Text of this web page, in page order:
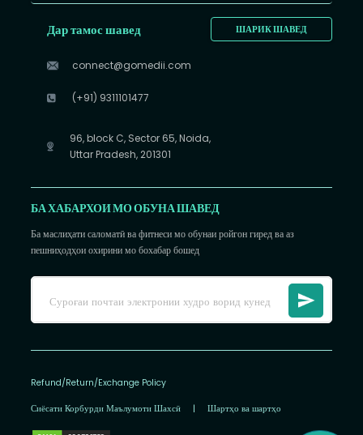
ШАРИК ШАВЕД
Дар тамос шавед
connect@gomedii.com
(+91) 9311101477
96, block C, Sector 65, Noida,
Uttar Pradesh, 201301
БА ХАБАРХОИ МО ОБУНА ШАВЕД
Ба маслиҳати саломатӣ ва фитнеси мо обунаи ройгон гиред ва аз
пешниҳодҳои охирини мо бохабар бошед
Refund/Return/Exchange Policy
Сиёсати Корбурди Маълумоти Шахсӣ | Шартҳо ва шартҳо